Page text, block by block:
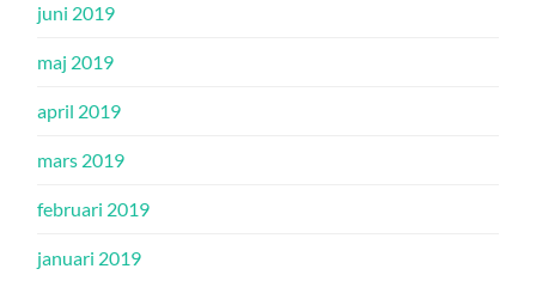
juni 2019
maj 2019
april 2019
mars 2019
februari 2019
januari 2019